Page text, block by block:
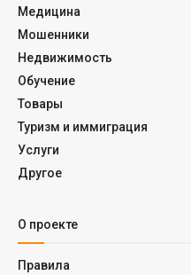
Медицина
Мошенники
Недвижимость
Обучение
Товары
Туризм и иммиграция
Услуги
Другое
О проекте
Правила